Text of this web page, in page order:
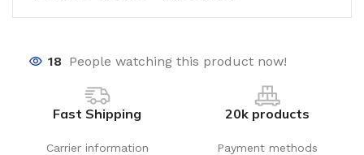
18 People watching this product now!
Fast Shipping
Carrier information
20k products
Payment methods